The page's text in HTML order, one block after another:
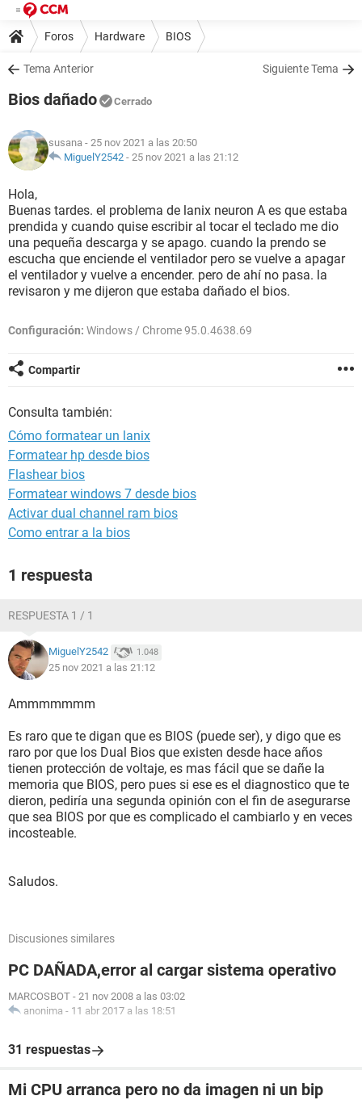
Foros Hardware BIOS
Tema Anterior Siguiente Tema
Bios dañado Cerrado
susana - 25 nov 2021 a las 20:50
MiguelY2542 - 25 nov 2021 a las 21:12
Hola,
Buenas tardes. el problema de lanix neuron A es que estaba
prendida y cuando quise escribir al tocar el teclado me dio
una pequeña descarga y se apago. cuando la prendo se
escucha que enciende el ventilador pero se vuelve a apagar
el ventilador y vuelve a encender. pero de ahí no pasa. la
revisaron y me dijeron que estaba dañado el bios.
Configuración: Windows / Chrome 95.0.4638.69
Compartir
Consulta también:
Cómo formatear un lanix
Formatear hp desde bios
Flashear bios
Formatear windows 7 desde bios
Activar dual channel ram bios
Como entrar a la bios
1 respuesta
RESPUESTA 1 / 1
MiguelY2542 1.048
25 nov 2021 a las 21:12
Ammmmmmm
Es raro que te digan que es BIOS (puede ser), y digo que es
raro por que los Dual Bios que existen desde hace años
tienen protección de voltaje, es mas fácil que se dañe la
memoria que BIOS, pero pues si ese es el diagnostico que te
dieron, pediría una segunda opinión con el fin de asegurarse
que sea BIOS por que es complicado el cambiarlo y en veces
incosteable.
Saludos.
Discusiones similares
PC DAÑADA,error al cargar sistema operativo
MARCOSBOT - 21 nov 2008 a las 03:02
anonima - 11 abr 2017 a las 18:51
31 respuestas
Mi CPU arranca pero no da imagen ni un bip